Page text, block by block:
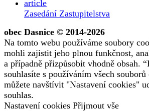
Zasedání Zastupitelstva
obec Dasnice © 2014-2026
Na tomto webu používáme soubory
mohli zajistit jeho plnou funkčnost,
a případně přizpůsobit vhodně obsah.
souhlasíte s používáním všech
můžete navštívit "Nastavení cookies"
souhlas.
Nastavení cookies Přijmout vše